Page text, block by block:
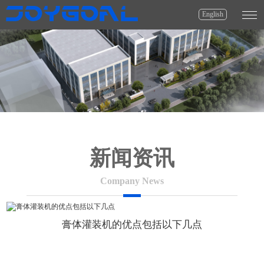
English
新闻资讯
Company News
膏体灌装机的优点包括以下几点